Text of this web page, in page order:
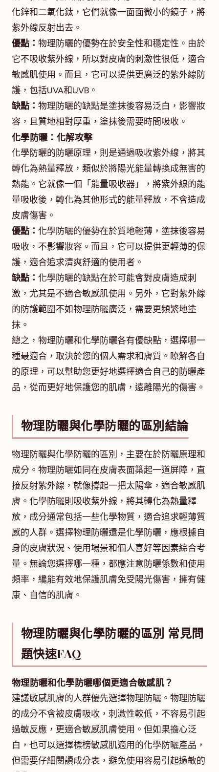
化鋅和二氧化鈦，它們就像一面面微小的鏡子，將
紫外線反射出去。
優點： 物理防曬的優勢在於安全性和穩定性。由於
它不吸收紫外線，所以對皮膚的刺激性很低，適合
敏感肌使用。而且，它可以提供更廣泛的紫外線防
護，包括UVA和UVB。
缺點： 物理防曬的缺點是塗抹後容易泛白，影響妝
容，且質地相對厚重，塗抹後需要時間吸收。
化學防曬：化解攻擊
化學防曬的防曬原理，則是通過吸收紫外線，將其
轉化為熱量釋放，類似於將陽光能量轉換成無害的
熱能。它就像一個「能量吸收器」，將紫外線的能
量吸收後，轉化為其他形式的能量釋放，不會造成
皮膚傷害。
優點： 化學防曬的優勢在於質地輕薄，塗抹後容易
吸收，不影響妝容。而且，它可以提供更輕薄的保
護，適合追求清爽舒適的使用者。
缺點： 化學防曬的缺點在於可能會對皮膚造成刺
激，尤其是不適合敏感肌使用。另外，它對紫外線
的防護範圍不如物理防曬廣泛，需要更頻繁地塗
抹。
總之，物理防曬和化學防曬各有優缺點，選擇哪一
種最適合，取決於您的個人需求和膚質。瞭解各自
的原理，可以幫助您更好地選擇適合自己的防曬產
品，從而更好地保護您的肌膚，遠離陽光的傷害。
物理防曬與化學防曬的區別結論
物理防曬與化學防曬的區別，主要在於防曬原理和
成分。物理防曬如同在皮膚表面築起一道屏障，直
接反射紫外線，就像撐起一把太陽傘，適合敏感肌
膚。化學防曬則吸收紫外線，將其轉化為熱量釋
放，成分通常包括一些化學物質，適合追求輕薄質
感的人群。選擇物理防曬還是化學防曬，應根據自
身的皮膚狀況、使用場景和個人喜好等因素綜合考
量。無論您選擇哪一種，都應注意防曬係數和使用
頻率，纔能有效地保護肌膚免受陽光傷害，擁有健
康、自信的肌膚。
物理防曬與化學防曬的區別 常見問
題快速FAQ
物理防曬和化學防曬哪個更適合敏感肌？
建議敏感肌膚的人群優先選擇物理防曬。物理防曬
的成分不會被皮膚吸收，刺激性較低，不容易引起
過敏反應，更適合敏感肌膚使用。但如果擔心泛
白，也可以選擇標榜敏感肌適用的化學防曬產品，
但需要仔細閱讀成分表，避免使用容易引起過敏的